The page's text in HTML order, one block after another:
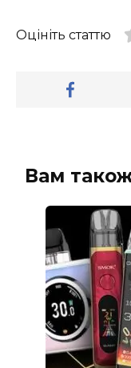
Оцініть статтю
Вам